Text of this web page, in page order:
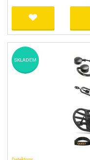
SKLADEM